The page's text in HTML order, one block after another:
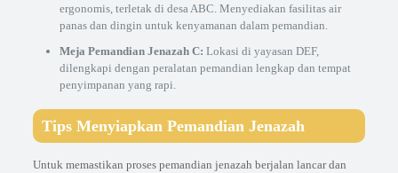
ergonomis, terletak di desa ABC. Menyediakan fasilitas air
panas dan dingin untuk kenyamanan dalam pemandian.
Meja Pemandian Jenazah C: Lokasi di yayasan DEF,
dilengkapi dengan peralatan pemandian lengkap dan tempat
penyimpanan yang rapi.
Tips Menyiapkan Pemandian Jenazah
Untuk memastikan proses pemandian jenazah berjalan lancar dan